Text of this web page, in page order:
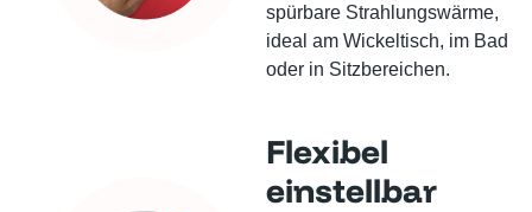
spürbare Strahlungswärme,
ideal am Wickeltisch, im Bad
oder in Sitzbereichen.
Flexibel
einstellbar